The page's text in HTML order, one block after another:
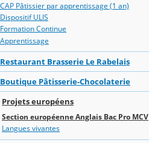
CAP Pâtissier par apprentissage (1 an)
Dispositif ULIS
Formation Continue
Apprentissage
Restaurant Brasserie Le Rabelais
Boutique Pâtisserie-Chocolaterie
Projets européens
Section européenne Anglais Bac Pro MCV
Langues vivantes